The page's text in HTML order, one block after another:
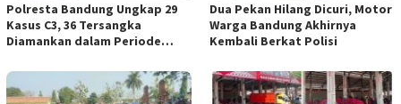
Polresta Bandung Ungkap 29
Kasus C3, 36 Tersangka
Diamankan dalam Periode
Dua Pekan Hilang Dicuri, Motor
Warga Bandung Akhirnya
Kembali Berkat Polisi